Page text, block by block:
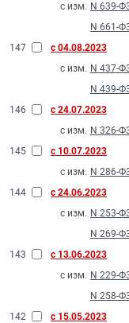
с изм. N 639-
N 661-
147
с 04.08.2023
с изм. N 437-
N 439-
146
с 24.07.2023
с изм. N 326-
145
с 10.07.2023
с изм. N 286-
144
с 24.06.2023
с изм. N 253-
N 269-
143
с 13.06.2023
с изм. N 229-
N 258-
142
с 15.05.2023